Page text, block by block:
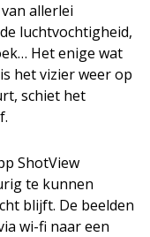
allerlei
luchtvochtigheid,
Het enige wat
het vizier weer op
schiet het
ShotView
te kunnen
blijft. De beelden
wi-fi naar een